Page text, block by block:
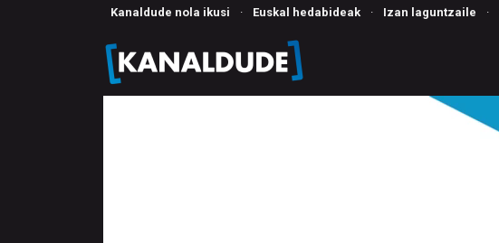
Kanaldude nola ikusi · Euskal hedabideak · Izan laguntzaile ·